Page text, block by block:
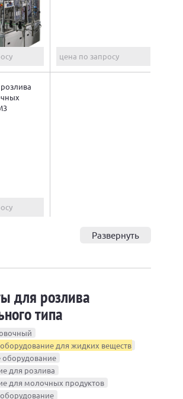
цена по запросу
Развернуть
для розлива
типа
для жидких веществ
для розлива
для молочных продуктов